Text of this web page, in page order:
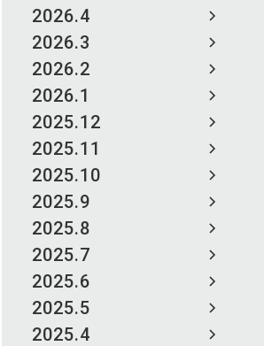
2026.4
2026.3
2026.2
2026.1
2025.12
2025.11
2025.10
2025.9
2025.8
2025.7
2025.6
2025.5
2025.4